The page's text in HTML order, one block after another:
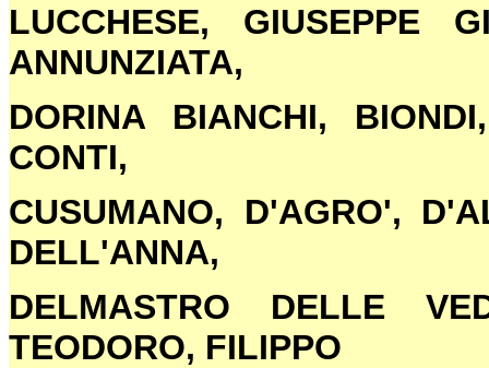
LUCCHESE, GIUSEPPE
ANNUNZIATA,
DORINA BIANCHI,
CONTI,
CUSUMANO, D'AGRO',
DELL'ANNA,
DELMASTRO DELLE
TEODORO, FILIPPO